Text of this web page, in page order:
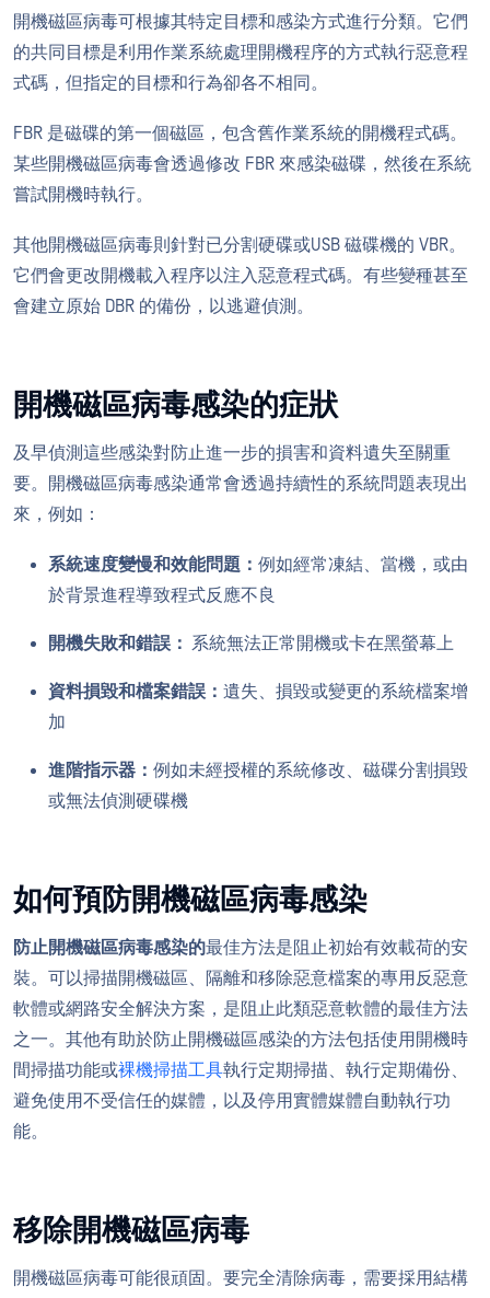
開機磁區病毒可根據其特定目標和感染方式進行分類。它們
的共同目標是利用作業系統處理開機程序的方式執行惡意程
式碼，但指定的目標和行為卻各不相同。
FBR 是磁碟的第一個磁區，包含舊作業系統的開機程式碼。
某些開機磁區病毒會透過修改 FBR 來感染磁碟，然後在系統
嘗試開機時執行。
其他開機磁區病毒則針對已分割硬碟或USB 磁碟機的 VBR。
它們會更改開機載入程序以注入惡意程式碼。有些變種甚至
會建立原始 DBR 的備份，以逃避偵測。
開機磁區病毒感染的症狀
及早偵測這些感染對防止進一步的損害和資料遺失至關重
要。開機磁區病毒感染通常會透過持續性的系統問題表現出
來，例如：
系統速度變慢和效能問題： 例如經常凍結、當機，或由
於背景進程導致程式反應不良
開機失敗和錯誤： 系統無法正常開機或卡在黑螢幕上
資料損毀和檔案錯誤： 遺失、損毀或變更的系統檔案增
加
進階指示器： 例如未經授權的系統修改、磁碟分割損毀
或無法偵測硬碟機
如何預防開機磁區病毒感染
防止開機磁區病毒感染的最佳方法是阻止初始有效載荷的安
裝。可以掃描開機磁區、隔離和移除惡意檔案的專用反惡意
軟體或網路安全解決方案，是阻止此類惡意軟體的最佳方法
之一。其他有助於防止開機磁區感染的方法包括使用開機時
間掃描功能或裸機掃描工具執行定期掃描、執行定期備份、
避免使用不受信任的媒體，以及停用實體媒體自動執行功
能。
移除開機磁區病毒
開機磁區病毒可能很頑固。要完全清除病毒，需要採用結構